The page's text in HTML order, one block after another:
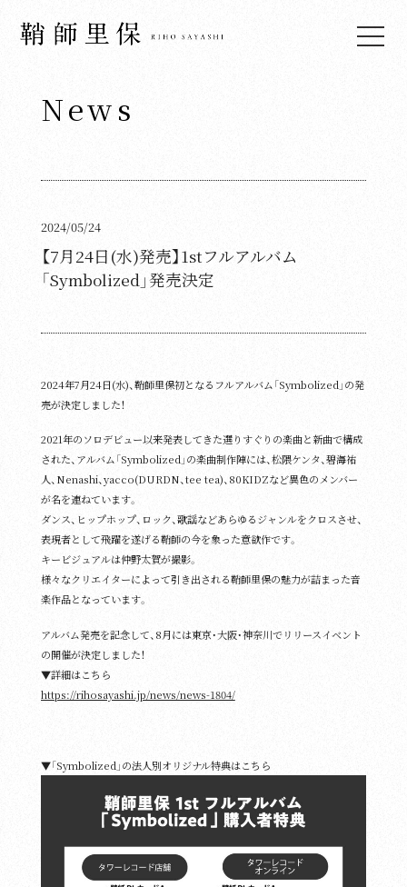
News
2024/05/24
【7月24日(水)発売】1stフルアルバム
「Symbolized」発売決定
2024年7月24日(水)、鞘師里保初となるフルアルバム「Symbolized」の発
売が決定しました！
2021年のソロデビュー以来発表してきた選りすぐりの楽曲と新曲で構成
された、アルバム「Symbolized」の楽曲制作陣には、松隈ケンタ、碧海祐
人、Nenashi、yacco(DURDN、tee tea)、80KIDZなど異色のメンバー
が名を連ねています。
ダンス、ヒップホップ、ロック、歌謡などあらゆるジャンルをクロスさせ、
表現者として飛躍を遂げる鞘師の今を象った意欲作です。
キービジュアルは仲野太賀が撮影。
様々なクリエイターによって引き出される鞘師里保の魅力が詰まった音
楽作品となっています。
アルバム発売を記念して、8月には東京・大阪・神奈川でリリースイベント
の開催が決定しました！
▼詳細はこちら
https://rihosayashi.jp/news/news-1804/
▼「Symbolized」の法人別オリジナル特典はこちら
Live & Events
Profile
Goods
Contact Us